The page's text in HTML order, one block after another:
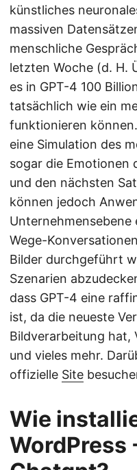
künstliches
massiven
menschliche
letzten Woche (d. H.
es in GPT-4 100
tatsächlich wie ein
funktionieren
eine Simulation des
sogar die Emotionen
und den nächsten
können jedoch
Wege-
Bilder durchgeführt
Szenarien
dass GPT-4 eine
ist, da die neueste
Bildverarbeitung hat,
und vieles mehr.
offizielle Site
Wie
WordPress